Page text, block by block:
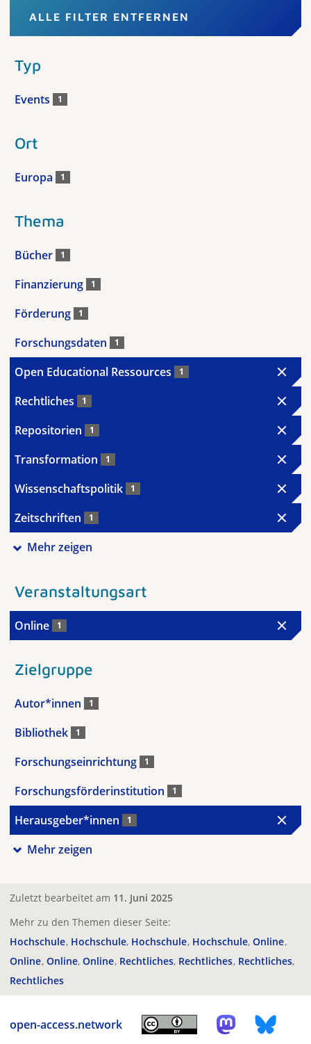
ALLE FILTER ENTFERNEN
Typ
Events 1
Ort
Europa 1
Thema
Bücher 1
Finanzierung 1
Förderung 1
Forschungsdaten 1
Open Educational Ressources 1
Rechtliches 1
Repositorien 1
Transformation 1
Wissenschaftspolitik 1
Zeitschriften 1
Mehr zeigen
Veranstaltungsart
Online 1
Zielgruppe
Autor*innen 1
Bibliothek 1
Forschungseinrichtung 1
Forschungsförderinstitution 1
Herausgeber*innen 1
Mehr zeigen
Zuletzt bearbeitet am 11. Juni 2025
Mehr zu den Themen dieser Seite:
Hochschule Hochschule Hochschule Hochschule Online
Online Online Online Rechtliches Rechtliches Rechtliches
Rechtliches
open-access.network